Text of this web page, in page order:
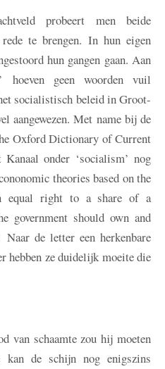
probeert men beide
te brengen. In hun eigen
hun gangen gaan. Aan
hoeven geen woorden vuil
socialistisch beleid in Groot-
aangewezen. Met name bij de
Oxford Dictionary of Current
onder ‘socialism’ nog
theories based on the
equal right to a share of a
government should own and
de letter een herkenbare
hebben ze duidelijk moeite die
van schaamte zou hij moeten
kan de schijn nog enigszins